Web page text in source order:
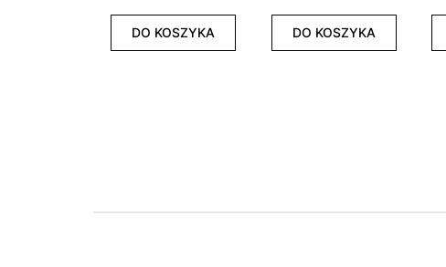
DO KOSZYKA DO KOSZYKA